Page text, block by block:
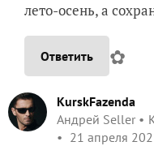
лето-осень, а
Ответить ✿
KurskFazenda
Андрей Seller
21 апреля